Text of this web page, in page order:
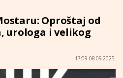
Oproštaj od
urologa i velikog
17:09 08.09.2025.